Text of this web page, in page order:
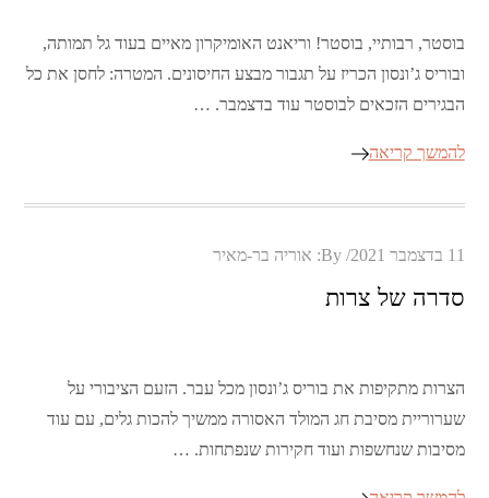
בוסטר, רבותיי, בוסטר! וריאנט האומיקרון מאיים בעוד גל תמותה,
ובוריס ג’ונסון הכריז על תגבור מבצע החיסונים. המטרה: לחסן את כל
הבגירים הזכאים לבוסטר עוד בדצמבר. …
להמשך קריאה
Posted
11 בדצמבר 2021 By: אוריה בר-מאיר
סדרה של צרות
הצרות מתקיפות את בוריס ג’ונסון מכל עבר. הזעם הציבורי על
שערוריית מסיבת חג המולד האסורה ממשיך להכות גלים, עם עוד
מסיבות שנחשפות ועוד חקירות שנפתחות. …